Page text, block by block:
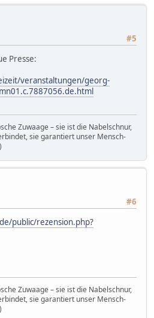
#5
Presse:
veranstaltungen/georg-
Zuwaage – sie ist die Nabelschnur,
sie garantiert unser Mensch-
#6
public/rezension.php?
Zuwaage – sie ist die Nabelschnur,
sie garantiert unser Mensch-